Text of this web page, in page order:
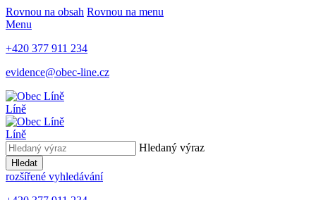
Rovnou na obsah Rovnou na menu
Menu
+420 377 911 234
evidence@obec-line.cz
Líně
Líně
Hledaný výraz
Hledat
rozšířené vyhledávání